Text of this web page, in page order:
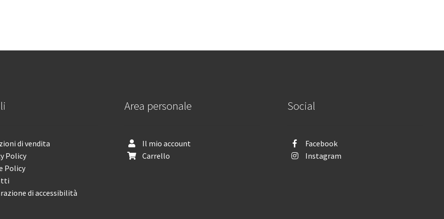
di vendita
Policy
Policy
di accessibilità
Area personale
Il mio account
Carrello
Social
Facebook
Instagram